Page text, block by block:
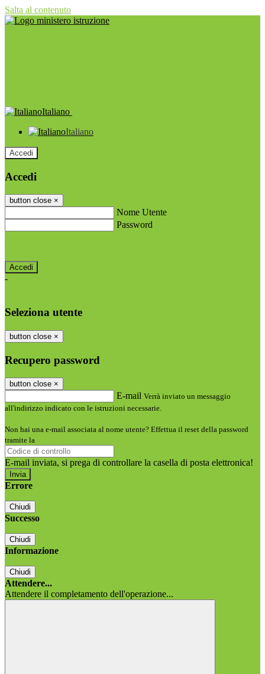
Salta al contenuto
Italiano
Italiano
Accedi
Accedi
button close ×
Nome Utente
Password
-
Seleziona utente
button close ×
Recupero password
button close ×
E-mail Verrà inviato un messaggio
all'indirizzo indicato con le istruzioni necessarie.
Non hai una e-mail associata al nome utente? Effettua il reset della password
tramite la
E-mail inviata, si prega di controllare la casella di posta elettronica!
Errore
Chiudi
Successo
Chiudi
Informazione
Chiudi
Attendere...
Attendere il completamento dell'operazione...